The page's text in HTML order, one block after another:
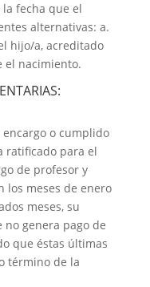
la fecha que el
alternativas: a.
hijo/a, acreditado
el nacimiento.
o cumplido
ratificado para el
de profesor y
los meses de enero
meses, su
no genera pago de
que éstas últimas
término de la